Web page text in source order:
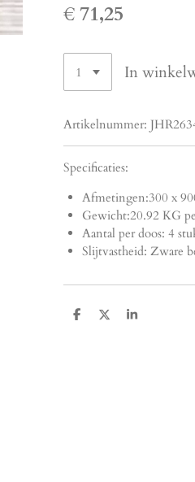
€ 71,25
In
Artikelnummer:
Specificaties:
Afmetingen:300 x
Gewicht:20.92 KG
Aantal per doos: 4
Slijtvastheid: Zware
D
D
S